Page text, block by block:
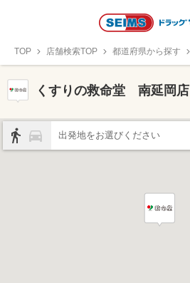
TOP 店舗検索TOP 都道府県から探す
くすりの救命堂 南延岡店
出発地をお選びください